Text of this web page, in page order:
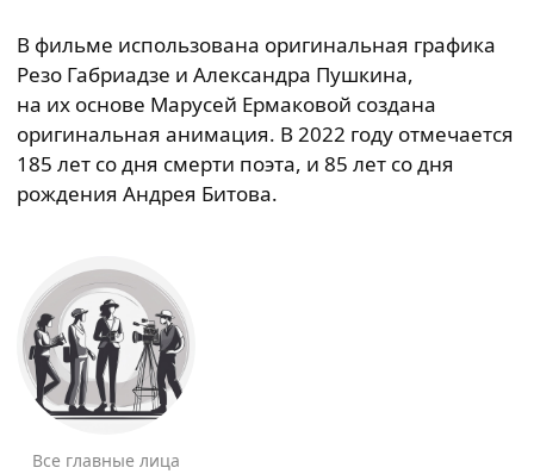
В фильме использована оригинальная графика
Резо Габриадзе и Александра Пушкина,
на их основе Марусей Ермаковой создана
оригинальная анимация. В 2022 году отмечается
185 лет со дня смерти поэта, и 85 лет со дня
рождения Андрея Битова.
Все главные лица